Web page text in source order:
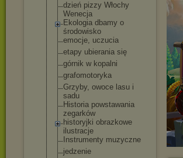
dzień pizzy Włochy
Wenecja
Ekologia dbamy o
środowisko
emocje, uczucia
etapy ubierania się
górnik w kopalni
grafomotoryka
Grzyby, owoce lasu i
sadu
Historia powstawania
zegarków
historyjki obrazkowe
ilustracje
Instrumenty muzyczne
jedzenie